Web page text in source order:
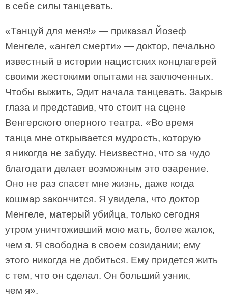
в себе силы танцевать.
«Танцуй для меня!» — приказал Йозеф
Менгеле, «ангел смерти» — доктор, печально
известный в истории нацистских концлагерей
своими жестокими опытами на заключенных.
Чтобы выжить, Эдит начала танцевать. Закрыв
глаза и представив, что стоит на сцене
Венгерского оперного театра. «Во время
танца мне открывается мудрость, которую
я никогда не забуду. Неизвестно, что за чудо
благодати делает возможным это озарение.
Оно не раз спасет мне жизнь, даже когда
кошмар закончится. Я увидела, что доктор
Менгеле, матерый убийца, только сегодня
утром уничтоживший мою мать, более жалок,
чем я. Я свободна в своем созидании; ему
этого никогда не добиться. Ему придется жить
с тем, что он сделал. Он больший узник,
чем я».